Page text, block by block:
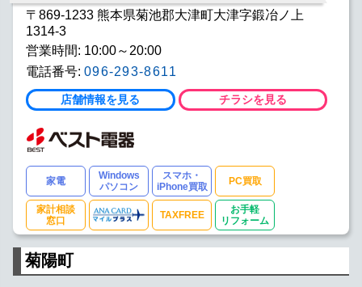
〒869-1233 熊本県菊池郡大津町大津字鍛冶ノ上
1314-3
営業時間: 10:00～20:00
電話番号: 096-293-8611
店舗情報を見る チラシを見る
家電
Windows
パソコン
スマホ・
iPhone買取
PC買取
家計相談
窓口
TAXFREE
お手軽
リフォーム
菊陽町